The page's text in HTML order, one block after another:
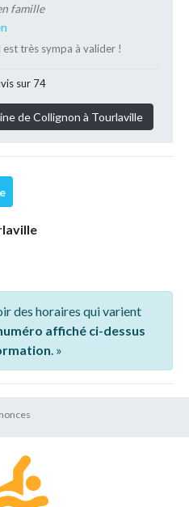
famille
très sympa à valider !
sur 74
de Collignon à Tourlaville
des horaires qui varient
affiché ci-dessus
. »